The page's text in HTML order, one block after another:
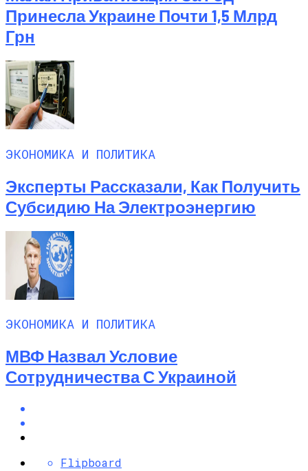
Принесла Украине Почти 1,5 Млрд
Грн
ЭКОНОМИКА И ПОЛИТИКА
Эксперты Рассказали, Как Получить
Субсидию На Электроэнергию
ЭКОНОМИКА И ПОЛИТИКА
МВФ Назвал Условие
Сотрудничества С Украиной
Flipboard